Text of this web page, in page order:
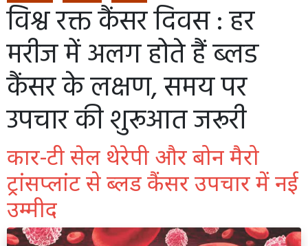
विश्व रक्त कैंसर दिवस : हर
मरीज में अलग होते हैं ब्लड
कैंसर के लक्षण, समय पर
उपचार की शुरूआत जरूरी
कार-टी सेल थेरेपी और बोन मैरो
ट्रांसप्लांट से ब्लड कैंसर उपचार में नई
उम्मीद